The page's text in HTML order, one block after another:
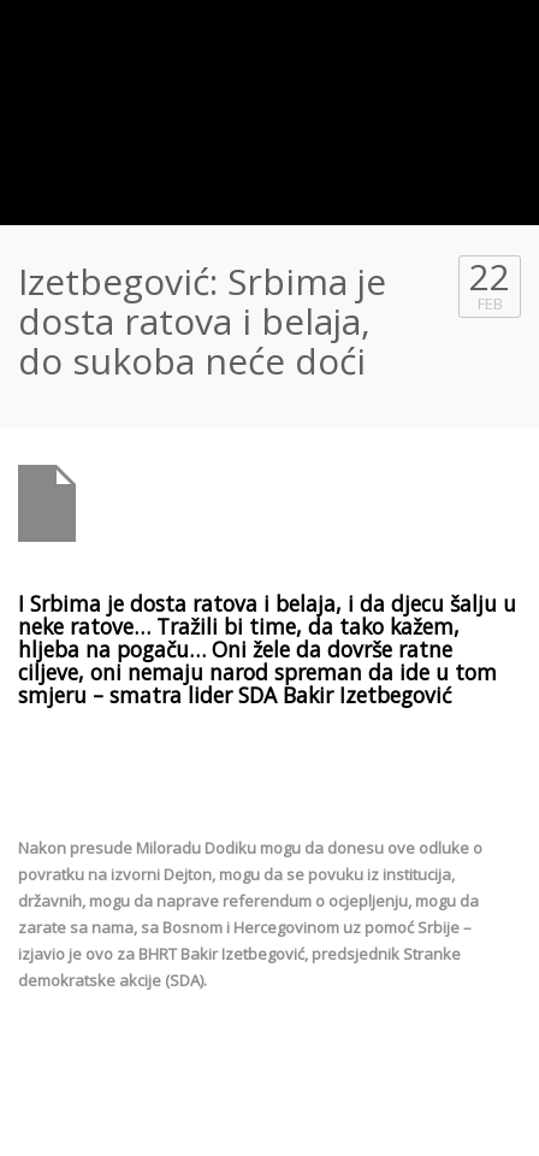
Izetbegović: Srbima je
dosta ratova i belaja,
do sukoba neće doći
22
FEB
I Srbima je dosta ratova i belaja, i da djecu šalju u
neke ratove… Tražili bi time, da tako kažem,
hljeba na pogaču… Oni žele da dovrše ratne
ciljeve, oni nemaju narod spreman da ide u tom
smjeru – smatra lider SDA Bakir Izetbegović
Nakon presude Miloradu Dodiku mogu da donesu ove odluke o
povratku na izvorni Dejton, mogu da se povuku iz institucija,
državnih, mogu da naprave referendum o ocjepljenju, mogu da
zarate sa nama, sa Bosnom i Hercegovinom uz pomoć Srbije –
izjavio je ovo za BHRT Bakir Izetbegović, predsjednik Stranke
demokratske akcije (SDA).